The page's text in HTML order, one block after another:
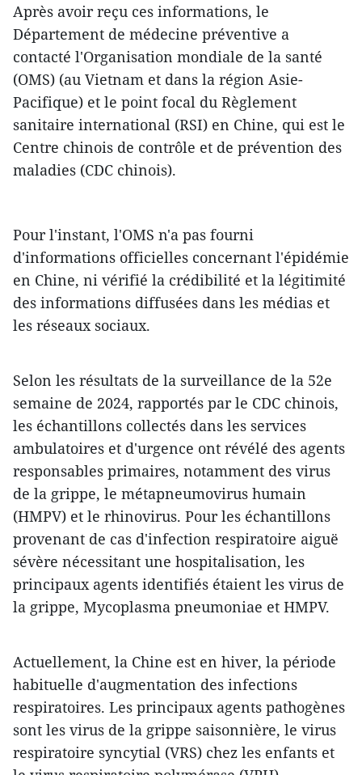
Après avoir reçu ces informations, le
Département de médecine préventive a
contacté l'Organisation mondiale de la santé
(OMS) (au Vietnam et dans la région Asie-
Pacifique) et le point focal du Règlement
sanitaire international (RSI) en Chine, qui est le
Centre chinois de contrôle et de prévention des
maladies (CDC chinois).
Pour l'instant, l'OMS n'a pas fourni
d'informations officielles concernant l'épidémie
en Chine, ni vérifié la crédibilité et la légitimité
des informations diffusées dans les médias et
les réseaux sociaux.
Selon les résultats de la surveillance de la 52e
semaine de 2024, rapportés par le CDC chinois,
les échantillons collectés dans les services
ambulatoires et d'urgence ont révélé des agents
responsables primaires, notamment des virus
de la grippe, le métapneumovirus humain
(HMPV) et le rhinovirus. Pour les échantillons
provenant de cas d'infection respiratoire aiguë
sévère nécessitant une hospitalisation, les
principaux agents identifiés étaient les virus de
la grippe, Mycoplasma pneumoniae et HMPV.
Actuellement, la Chine est en hiver, la période
habituelle d'augmentation des infections
respiratoires. Les principaux agents pathogènes
sont les virus de la grippe saisonnière, le virus
respiratoire syncytial (VRS) chez les enfants et